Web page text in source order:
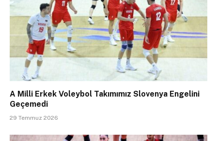
A Milli Erkek Voleybol Takımımız Slovenya Engelini
Geçemedi
29 Temmuz 2026